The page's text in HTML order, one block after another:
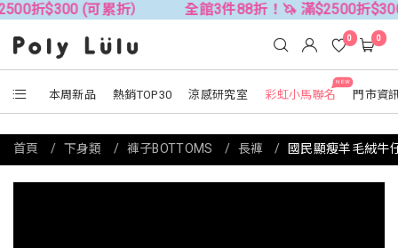
(可累折） 全館3件88折！🦄 滿$2500折$300 (可累
本周新品 熱銷TOP30 涼感研究室
NEW
彩虹小馬聯名 門市資
0 0
首頁 下身類 褲子BOTTOMS 長褲 國民顯瘦羊毛絨牛